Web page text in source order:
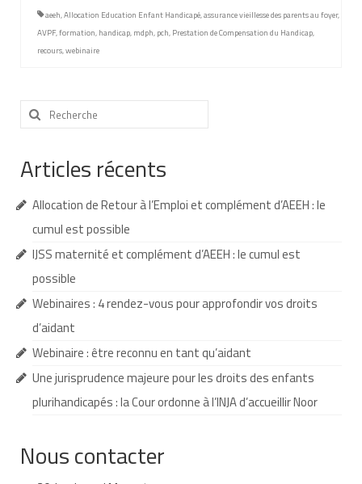
Dossier MDPH
Projet de vie
Taux de handicap et carte d’invalidité
Demande d’AVS
Autres aides financières
Aides municipales
Aides pour les salariés du privé
Aide exceptionnelle sécurité sociale
Aide aux démarches relatives à la
scolarisation
Scolarisation : conseils pour obtenir une
décision favorable
aeeh,Allocation Education Enfant Handicapé,assurance vieillesse des parents au foyer,
AVPF,formation, handicap, mdph, pch, Prestation de Compensation du Handicap,
recours,webinaire
Rechercher
:
Articles récents
Allocation de Retour à l’Emploi et complément d’AEEH : le
cumul est possible
IJSS maternité et complément d’AEEH : le cumul est
possible
Webinaires : 4 rendez-vous pour approfondir vos droits
d’aidant
Webinaire : être reconnu en tant qu’aidant
Une jurisprudence majeure pour les droits des enfants
plurihandicapés : la Cour ordonne à l’INJA d’accueillir Noor
Nous contacter